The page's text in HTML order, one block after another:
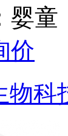
婴童
价
物科